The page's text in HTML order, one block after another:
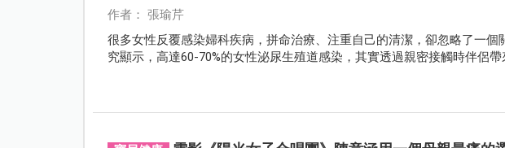
作者： 張瑜芹
很多女性反覆感染婦科疾病，拼命治療、注重自己的清潔，卻忽略了一
究顯示，高達60-70%的女性泌尿生殖道感染，其實透過親密接觸時伴侶帶